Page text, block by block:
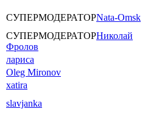
СУПЕРМОДЕРАТОРNata-Omsk
СУПЕРМОДЕРАТОРНиколай
Фролов
лариса
Oleg Mironov
xatira
slavjanka